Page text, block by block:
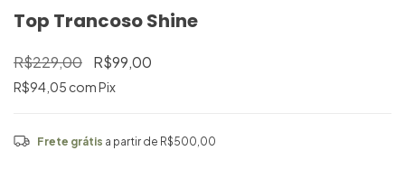
Top Trancoso Shine
R$229,00 R$99,00
R$94,05 comPix
Frete grátis a partir de R$500,00